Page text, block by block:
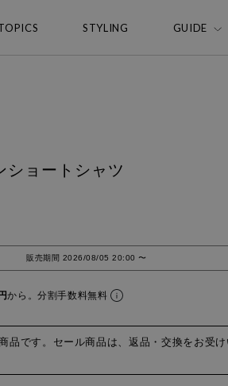
STYLING GUIDE
ショートシャツ
販売期間 2026/08/05 20:00〜
から。分割手数料無料
品です。セール商品は、返品・交換をお受